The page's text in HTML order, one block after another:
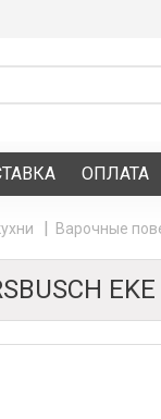
ОПЛАТА
Варочные
EKE